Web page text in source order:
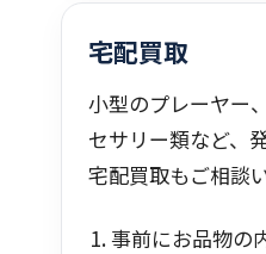
宅配買取
小型のプレーヤー
セサリー類など、
宅配買取もご相談
事前にお品物の